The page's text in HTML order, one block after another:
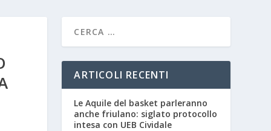
ARTICOLI RECENTI
Le Aquile del basket parleranno
anche friulano: siglato protocollo
intesa con UEB Cividale